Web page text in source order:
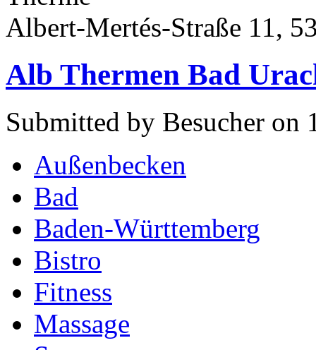
Albert-Mertés-Straße 11,
Alb Thermen Bad
Submitted by Besucher on
Außenbecken
Bad
Baden-Württemberg
Bistro
Fitness
Massage